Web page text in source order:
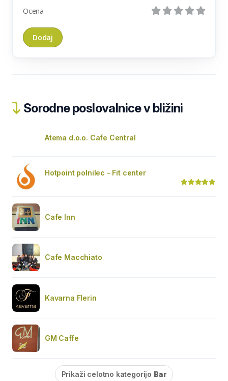
Ocena
Sorodne poslovalnice v bližini
Atema d.o.o. Cafe Central
Hotpoint polnilec - Fit center
Cafe Inn
Cafe Macchiato
Kavarna Flerin
GM Caffe
Prikaži celotno kategorijo Bar